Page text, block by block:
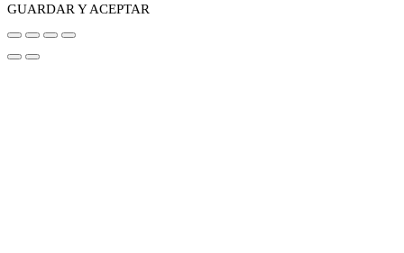
GUARDAR Y ACEPTAR